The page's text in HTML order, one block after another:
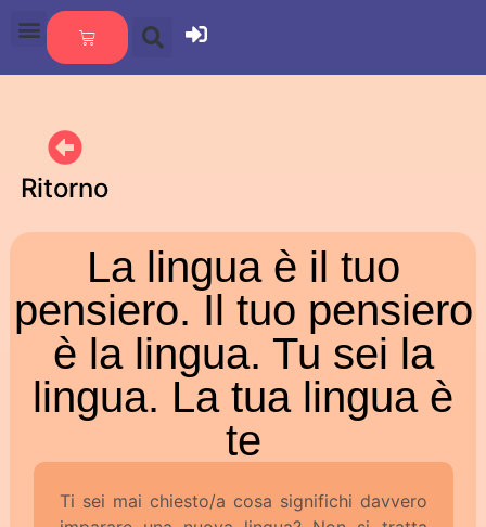
Ritorno
La lingua è il tuo
pensiero. Il tuo pensiero
è la lingua. Tu sei la
lingua. La tua lingua è
te
Ti sei mai chiesto/a cosa significhi davvero